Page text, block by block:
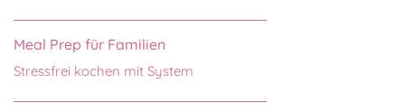
Meal Prep für Familien
Stressfrei kochen mit System